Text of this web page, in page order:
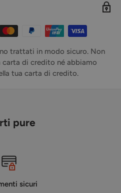
trattati in modo sicuro. Non
di credito né abbiamo
tua carta di credito.
pure
sicuri